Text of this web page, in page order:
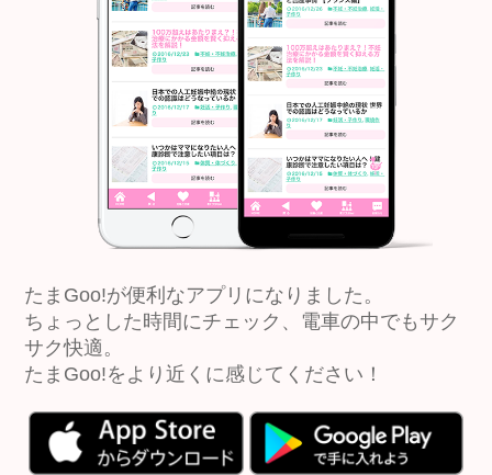
たまGoo!が便利なアプリになりました。
ちょっとした時間にチェック、電車の中でもサク
サク快適。
たまGoo!をより近くに感じてください！